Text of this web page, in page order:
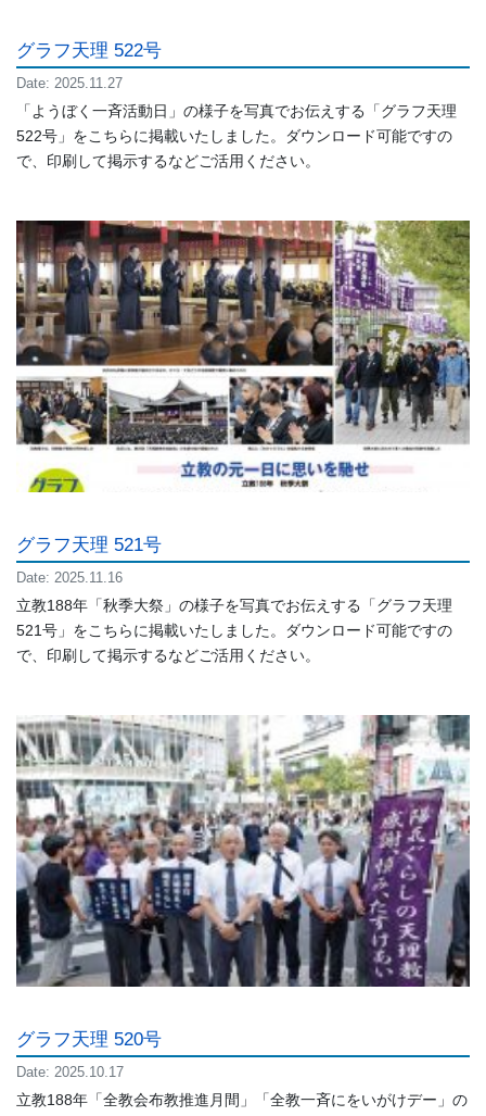
グラフ天理 522号
Date: 2025.11.27
「ようぼく一斉活動日」の様子を写真でお伝えする「グラフ天理
522号」をこちらに掲載いたしました。ダウンロード可能ですの
で、印刷して掲示するなどご活用ください。
グラフ天理 521号
Date: 2025.11.16
立教188年「秋季大祭」の様子を写真でお伝えする「グラフ天理
521号」をこちらに掲載いたしました。ダウンロード可能ですの
で、印刷して掲示するなどご活用ください。
グラフ天理 520号
Date: 2025.10.17
立教188年「全教会布教推進月間」「全教一斉にをいがけデー」の